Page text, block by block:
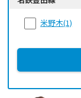
米野木(1)